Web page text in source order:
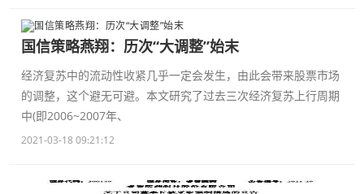
国信策略燕翔：历次“大调整”始末
经济复苏中的流动性收紧几乎一定会发生，由此会带来股票市场
的调整，这个避无可避。本文研究了过去三次经济复苏上行周期
中(即2006~2007年、
2021-03-18 09:21:12